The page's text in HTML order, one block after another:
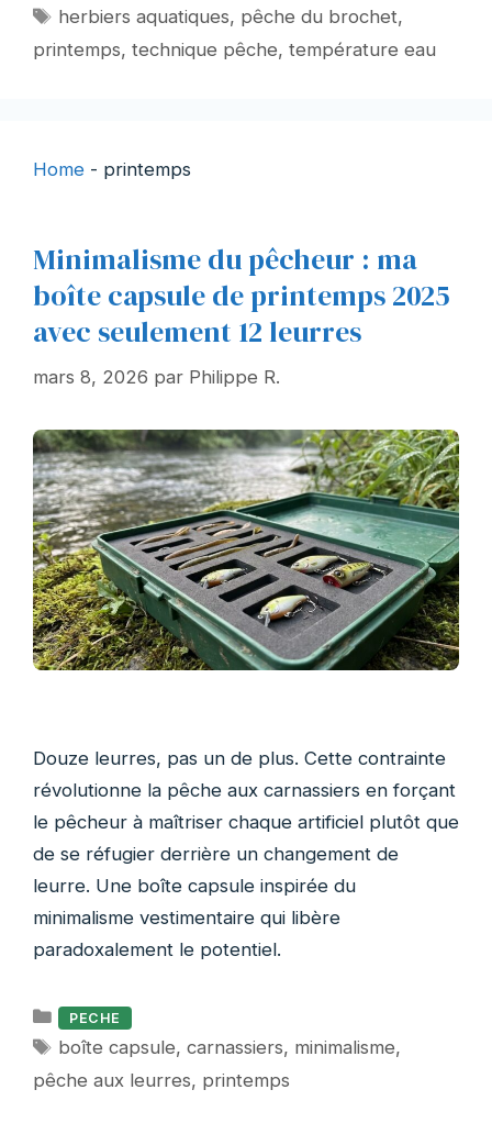
Étiquettes
herbiers aquatiques, pêche du brochet,
printemps, technique pêche, température eau
Home - printemps
Minimalisme du pêcheur : ma
boîte capsule de printemps 2025
avec seulement 12 leurres
mars 8, 2026 par Philippe R.
Douze leurres, pas un de plus. Cette contrainte
révolutionne la pêche aux carnassiers en forçant
le pêcheur à maîtriser chaque artificiel plutôt que
de se réfugier derrière un changement de
leurre. Une boîte capsule inspirée du
minimalisme vestimentaire qui libère
paradoxalement le potentiel.
Catégories
PECHE
Étiquettes
boîte capsule,carnassiers, minimalisme,
pêche aux leurres, printemps